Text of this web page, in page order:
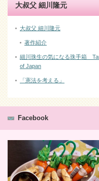
大叔父 細川隆元
大叔父 細川隆元
著作紹介
細川珠生の気になる珠手箱
of Japan
「憲法を考える」
Facebook